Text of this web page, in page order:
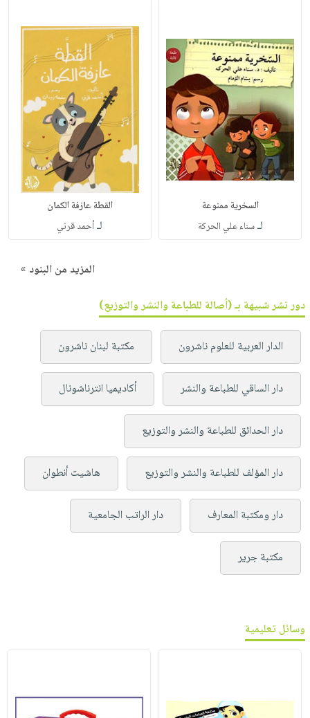
السخرية ممنوعة
لـسناء علي الحركة
القطة عازفة الكمان
لـأحمد قرني
المزيد من البنود »
دور نشر شبيهة بـ (أصالة للطباعة والنشر والتوزيع)
الدار العربية للعلوم ناشرون مكتبة لبنان ناشرون
دار الساقي للطباعة والنشر أكاديميا انترناشونال
دار الحدائق للطباعة والنشر والتوزيع
دار المؤلف للطباعة والنشر والتوزيع هاشيت أنطوان
دار ومكتبة المعارف دار الراتب الجامعية
مكتبة جرير
وسائل تعليمية